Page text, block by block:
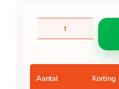
10348
esdoorn
bonsaiboompje
Aantal Korting